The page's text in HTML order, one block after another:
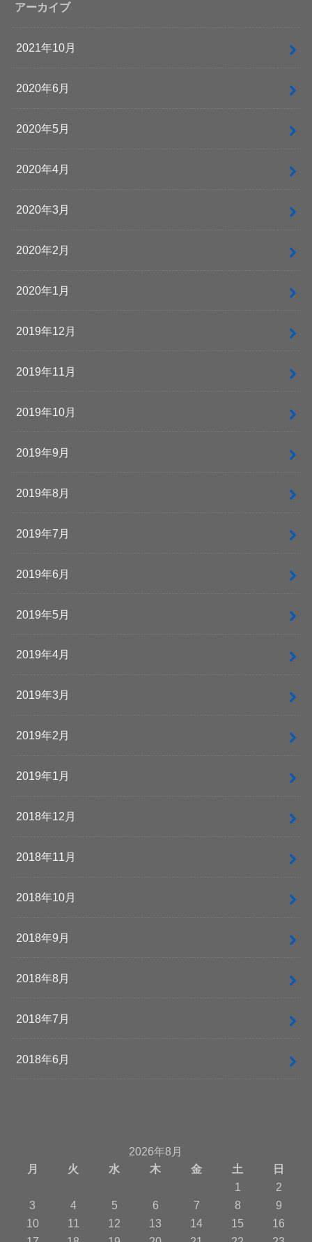
アーカイブ
2021年10月
2020年6月
2020年5月
2020年4月
2020年3月
2020年2月
2020年1月
2019年12月
2019年11月
2019年10月
2019年9月
2019年8月
2019年7月
2019年6月
2019年5月
2019年4月
2019年3月
2019年2月
2019年1月
2018年12月
2018年11月
2018年10月
2018年9月
2018年8月
2018年7月
2018年6月
2026年8月
月
火 水 木 金 土
日
1
2
3
4 5 6 7 8
9
10
11 12 13 14 15
16